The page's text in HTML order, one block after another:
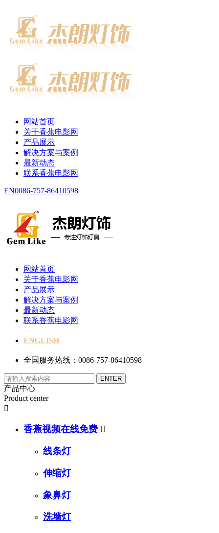
网站首页
关于香蕉电影网
产品展示
解决方案与案例
最新动态
联系香蕉电影网
EN0086-757-86410598
网站首页
关于香蕉电影网
产品展示
解决方案与案例
最新动态
联系香蕉电影网
ENGLISH
全国服务热线：0086-757-86410598
产品中心
Product center

香蕉视频在线免费 
线条灯
伸缩灯
象鼻灯
洗墙灯